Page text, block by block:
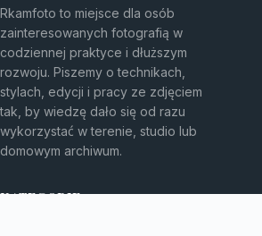
Rkamfoto to miejsce dla osób
zainteresowanych fotografią w
codziennej praktyce i dłuższym
rozwoju. Piszemy o technikach,
stylach, edycji i pracy ze zdjęciem
tak, by wiedzę dało się od razu
wykorzystać w terenie, studio lub
domowym archiwum.
KATEGORIE